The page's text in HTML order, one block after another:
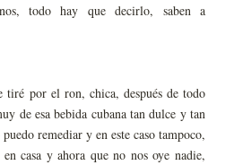
todo hay que decirlo, saben a
tiré por el ron, chica, después de todo
de esa bebida cubana tan dulce y tan
remediar y en este caso tampoco,
casa y ahora que no nos oye nadie,